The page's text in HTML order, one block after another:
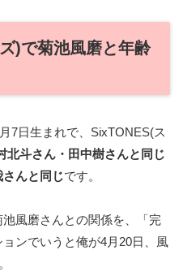
)で菊池風磨と年齢
7日生まれで、SixTONES(ス
北斗さん・田中樹さんと同じ
んと同じです。
風磨さんとの関係を、「完
ンでいうと俺が4月20日、風